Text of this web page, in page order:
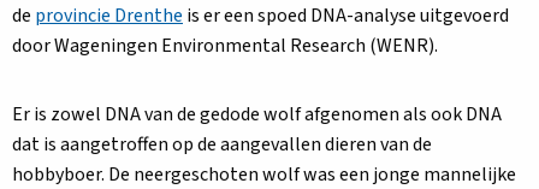
de provincie Drenthe is er een spoed DNA-analyse uitgevoerd
door Wageningen Environmental Research (WENR).
Er is zowel DNA van de gedode wolf afgenomen als ook DNA
dat is aangetroffen op de aangevallen dieren van de
hobbyboer. De neergeschoten wolf was een jonge mannelijke